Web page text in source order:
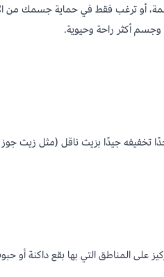
أو ترغب فقط في حماية جسمك من
أكثر راحة وحيوية.
تخفيفه جيدًا بزيت ناقل (مثل زيت جوز
على المناطق التي بها بقع داكنة أو